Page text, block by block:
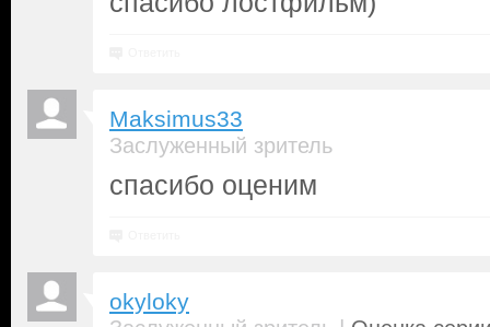
Maksimus33
Заслуженный зритель
спасибо оценим
okyloky